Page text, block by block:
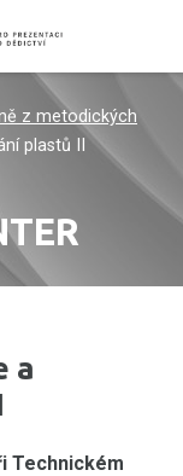
z metodických
plastů II
a
Technickém